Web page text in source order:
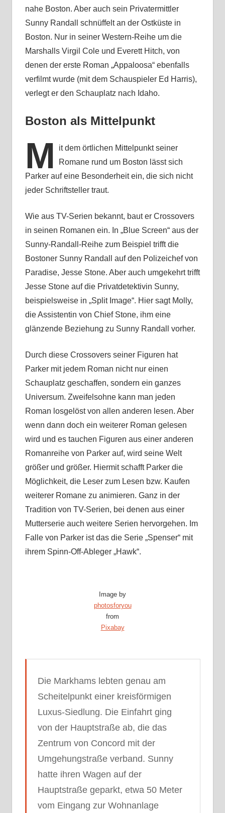
nahe Boston. Aber auch sein Privatermittler
Sunny Randall schnüffelt an der Ostküste in
Boston. Nur in seiner Western-Reihe um die
Marshalls Virgil Cole und Everett Hitch, von
denen der erste Roman „Appaloosa“ ebenfalls
verfilmt wurde (mit dem Schauspieler Ed Harris),
verlegt er den Schauplatz nach Idaho.
Boston als Mittelpunkt
M
it dem örtlichen Mittelpunkt seiner
Romane rund um Boston lässt sich
Parker auf eine Besonderheit ein, die sich nicht
jeder Schriftsteller traut.
Wie aus TV-Serien bekannt, baut er Crossovers
in seinen Romanen ein. In „Blue Screen“ aus der
Sunny-Randall-Reihe zum Beispiel trifft die
Bostoner Sunny Randall auf den Polizeichef von
Paradise, Jesse Stone. Aber auch umgekehrt trifft
Jesse Stone auf die Privatdetektivin Sunny,
beispielsweise in „Split Image“. Hier sagt Molly,
die Assistentin von Chief Stone, ihm eine
glänzende Beziehung zu Sunny Randall vorher.
Durch diese Crossovers seiner Figuren hat
Parker mit jedem Roman nicht nur einen
Schauplatz geschaffen, sondern ein ganzes
Universum. Zweifelsohne kann man jeden
Roman losgelöst von allen anderen lesen. Aber
wenn dann doch ein weiterer Roman gelesen
wird und es tauchen Figuren aus einer anderen
Romanreihe von Parker auf, wird seine Welt
größer und größer. Hiermit schafft Parker die
Möglichkeit, die Leser zum Lesen bzw. Kaufen
weiterer Romane zu animieren. Ganz in der
Tradition von TV-Serien, bei denen aus einer
Mutterserie auch weitere Serien hervorgehen. Im
Falle von Parker ist das die Serie „Spenser“ mit
ihrem Spinn-Off-Ableger „Hawk“.
Image by
photosforyou
from
Pixabay
Die Markhams lebten genau am
Scheitelpunkt einer kreisförmigen
Luxus-Siedlung. Die Einfahrt ging
von der Hauptstraße ab, die das
Zentrum von Concord mit der
Umgehungstraße verband. Sunny
hatte ihren Wagen auf der
Hauptstraße geparkt, etwa 50 Meter
vom Eingang zur Wohnanlage